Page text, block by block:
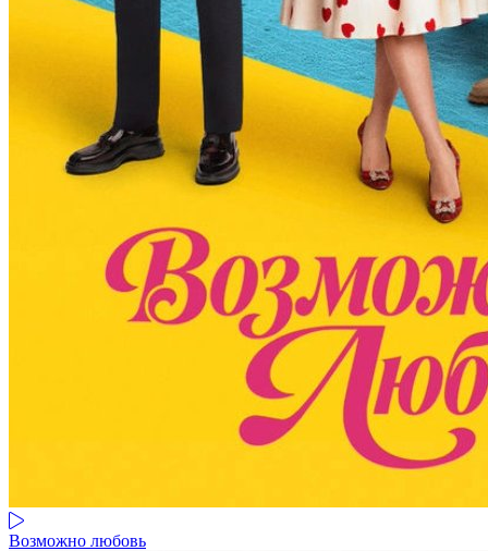
Возможно любовь